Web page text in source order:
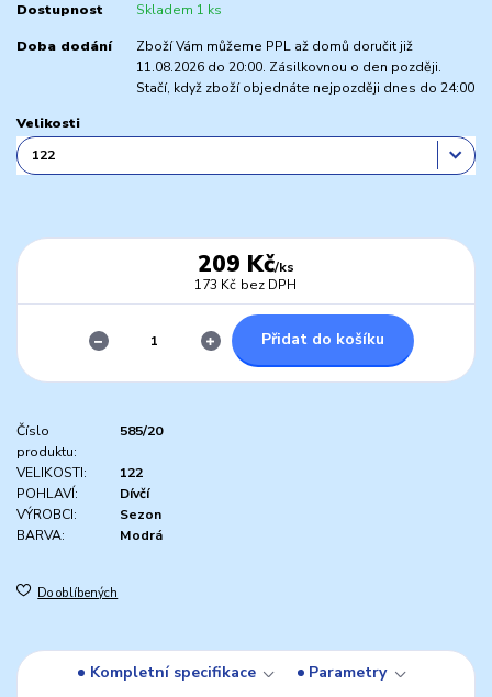
Dostupnost Skladem 1 ks
Doba dodání
Zboží Vám můžeme PPL až domů doručit již
11.08.2026 do 20:00. Zásilkovnou o den později.
Stačí, když zboží objednáte nejpozději dnes do 24:00
Velikosti
209 Kč/ks
173 Kč bez DPH
Přidat do košíku
Číslo
produktu:
585/20
VELIKOSTI:
122
POHLAVÍ:
Dívčí
VÝROBCI:
Sezon
BARVA:
Modrá
Do oblíbených
Kompletní specifikace
Parametry